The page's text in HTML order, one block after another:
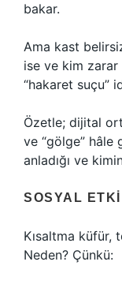
bakar.
Ama kast
ise ve kim
“hakaret suçu”
Özetle; dijital
ve “gölge”
anladığı ve
SOSYAL
Kısaltma küfür,
Neden? Çünkü: